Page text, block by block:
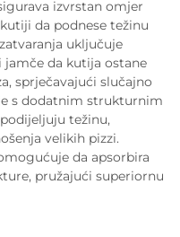
izvrstan omjer
da podnese težinu
uključuje
jamče da kutija ostane
sprječavajući slučajno
s dodatnim strukturnim
težinu,
velikih pizzi.
da apsorbira
pružajući superiornu